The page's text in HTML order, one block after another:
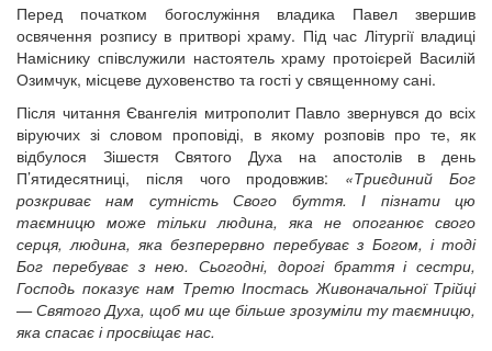
Перед початком богослужіння владика Павел звершив
освячення розпису в притворі храму. Під час Літургії владиці
Наміснику співслужили настоятель храму протоієрей Василій
Озимчук, місцеве духовенство та гості у священному сані.
Після читання Євангелія митрополит Павло звернувся до всіх
віруючих зі словом проповіді, в якому розповів про те, як
відбулося Зішестя Святого Духа на апостолів в день
П’ятидесятниці, після чого продовжив: «Триєдиний Бог
розкриває нам сутність Свого буття. І пізнати цю
таємницю може тільки людина, яка не опоганює свого
серця, людина, яка безперервно перебуває з Богом, і тоді
Бог перебуває з нею. Сьогодні, дорогі браття і сестри,
Господь показує нам Третю Іпостась Живоначальної Трійці
— Святого Духа, щоб ми ще більше зрозуміли ту таємницю,
яка спасає і просвіщає нас.